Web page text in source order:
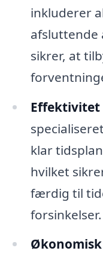
inkluderer
afsluttende
sikrer, at
Effektivitet
klar
hvilket
færdig til
forsinkelser.